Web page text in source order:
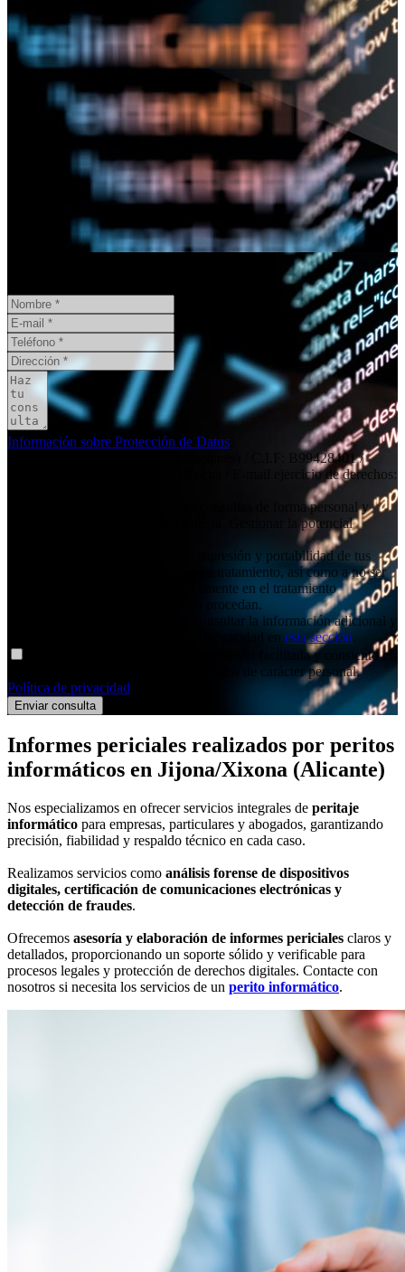
Información sobre Protección de Datos
: Social11 SL (peritaciones) / C.I.F: B99428401 /
Dirección: Independencia 19, 6º dcha / E-mail ejercicio de derechos:
: Atender las consultas de forma personal y
remitir la información que nos solicita. Gestionar la potencial
: Acceso, rectificación, supresión y portabilidad de tus
datos, de limitación y oposición a su tratamiento, así como a no ser
objeto de decisiones basadas únicamente en el tratamiento
automatizado de tus datos, cuando procedan.
: Puedes consultar la información adicional y
detallada sobre nuestra Política de Privacidad en esta sección.
Declaro haber entendido la información facilitada y consiento el
tratamiento que se efectuará de mis datos de carácter personal.
Política de privacidad
Informes periciales realizados por peritos
informáticos en Jijona/Xixona (Alicante)
Nos especializamos en ofrecer servicios integrales de peritaje
informático para empresas, particulares y abogados, garantizando
precisión, fiabilidad y respaldo técnico en cada caso.
Realizamos servicios como análisis forense de dispositivos
digitales, certificación de comunicaciones electrónicas y
detección de fraudes.
Ofrecemos asesoría y elaboración de informes periciales claros y
detallados, proporcionando un soporte sólido y verificable para
procesos legales y protección de derechos digitales. Contacte con
nosotros si necesita los servicios de un perito informático.